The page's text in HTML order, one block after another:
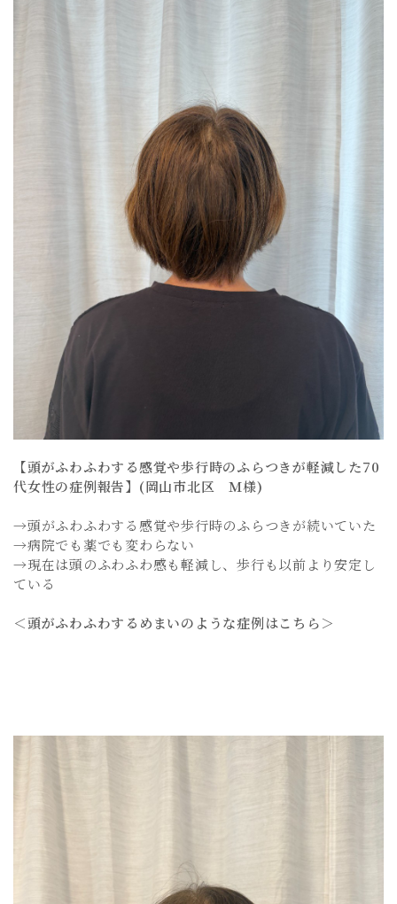
【頭がふわふわする感覚や歩行時のふらつきが軽減した70
代女性の症例報告】(岡山市北区 Ｍ様)
→頭がふわふわする感覚や歩行時のふらつきが続いていた
→病院でも薬でも変わらない
→現在は頭のふわふわ感も軽減し、歩行も以前より安定し
ている
＜頭がふわふわするめまいのような症例はこちら＞